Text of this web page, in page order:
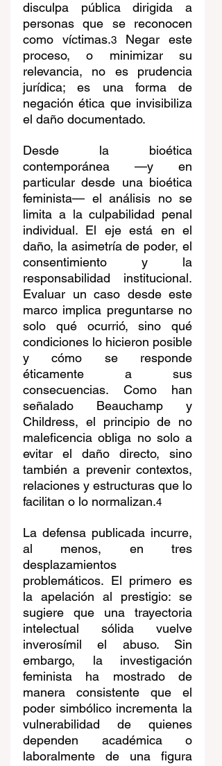
disculpa pública dirigida a
personas que se reconocen
como víctimas.3
Negar este
proceso, o minimizar su
relevancia, no es prudencia
jurídica; es una forma de
negación ética que invisibiliza
el daño documentado.
Desde la bioética
contemporánea —y en
particular desde una bioética
feminista— el análisis no se
limita a la culpabilidad penal
individual. El eje está en el
daño, la asimetría de poder, el
consentimiento y la
responsabilidad institucional.
Evaluar un caso desde este
marco implica preguntarse no
solo qué ocurrió, sino qué
condiciones lo hicieron posible
y cómo se responde
éticamente a sus
consecuencias. Como han
señalado Beauchamp y
Childress, el principio de no
maleficencia obliga no solo a
evitar el daño directo, sino
también a prevenir contextos,
relaciones y estructuras que lo
facilitan o lo normalizan.4
La defensa publicada incurre,
al menos, en tres
desplazamientos
problemáticos. El primero es
la apelación al prestigio: se
sugiere que una trayectoria
intelectual sólida vuelve
inverosímil el abuso. Sin
embargo, la investigación
feminista ha mostrado de
manera consistente que el
poder simbólico incrementa la
vulnerabilidad de quienes
dependen académica o
laboralmente de una figura